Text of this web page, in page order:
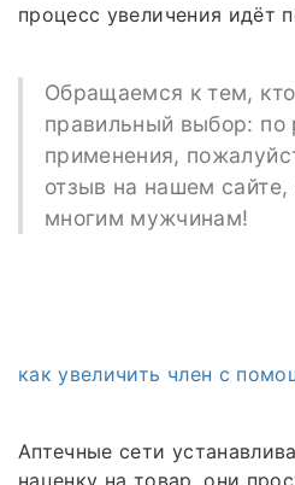
процесс увеличения идёт
Обращаемся к тем,
правильный выбор: по
применения,
отзыв на нашем
многим мужчинам!
как увеличить член с
Аптечные сети
наценку на товар, они